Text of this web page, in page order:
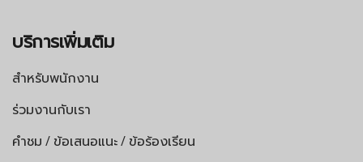
บริการเพิ่มเติม
สำหรับพนักงาน
ร่วมงานกับเรา
คำชม / ข้อเสนอแนะ / ข้อร้องเรียน